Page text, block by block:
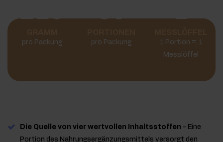
210
pro Packung
60
pro Packung
1
1 Portion = 1
Messlöffel
Die Quelle von vier wertvollen Inhaltsstoffen - Eine
Portion des Nahrungsergänzungsmittels versorgt den